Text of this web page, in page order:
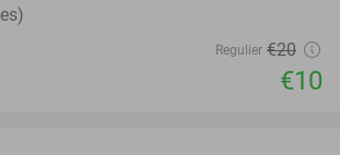
Regulier €20
€10